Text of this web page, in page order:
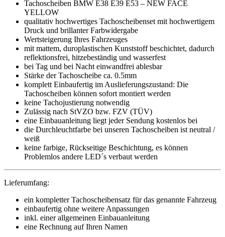
Tachoscheiben BMW E38 E39 E53 – NEW FACE
YELLOW
qualitativ hochwertiges Tachoscheibenset mit hochwertigem
Druck und brillanter Farbwidergabe
Wertsteigerung Ihres Fahrzeuges
mit mattem, duroplastischen Kunststoff beschichtet, dadurch
reflektionsfrei, hitzebeständig und wasserfest
bei Tag und bei Nacht einwandfrei ablesbar
Stärke der Tachoscheibe ca. 0.5mm
komplett Einbaufertig im Auslieferungszustand: Die
Tachoscheiben können sofort montiert werden
keine Tachojustierung notwendig
Zulässig nach StVZO bzw. FZV (TÜV)
eine Einbauanleitung liegt jeder Sendung kostenlos bei
die Durchleuchtfarbe bei unseren Tachoscheiben ist neutral /
weiß
keine farbige, Rückseitige Beschichtung, es können
Problemlos andere LED´s verbaut werden
Lieferumfang:
ein kompletter Tachoscheibensatz für das genannte Fahrzeug
einbaufertig ohne weitere Anpassungen
inkl. einer allgemeinen Einbauanleitung
eine Rechnung auf Ihren Namen